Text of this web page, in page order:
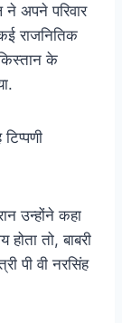
अपने परिवार
राजनितिक
के
उन्होंने कहा
तो, बाबरी
पी वी नरसिंह